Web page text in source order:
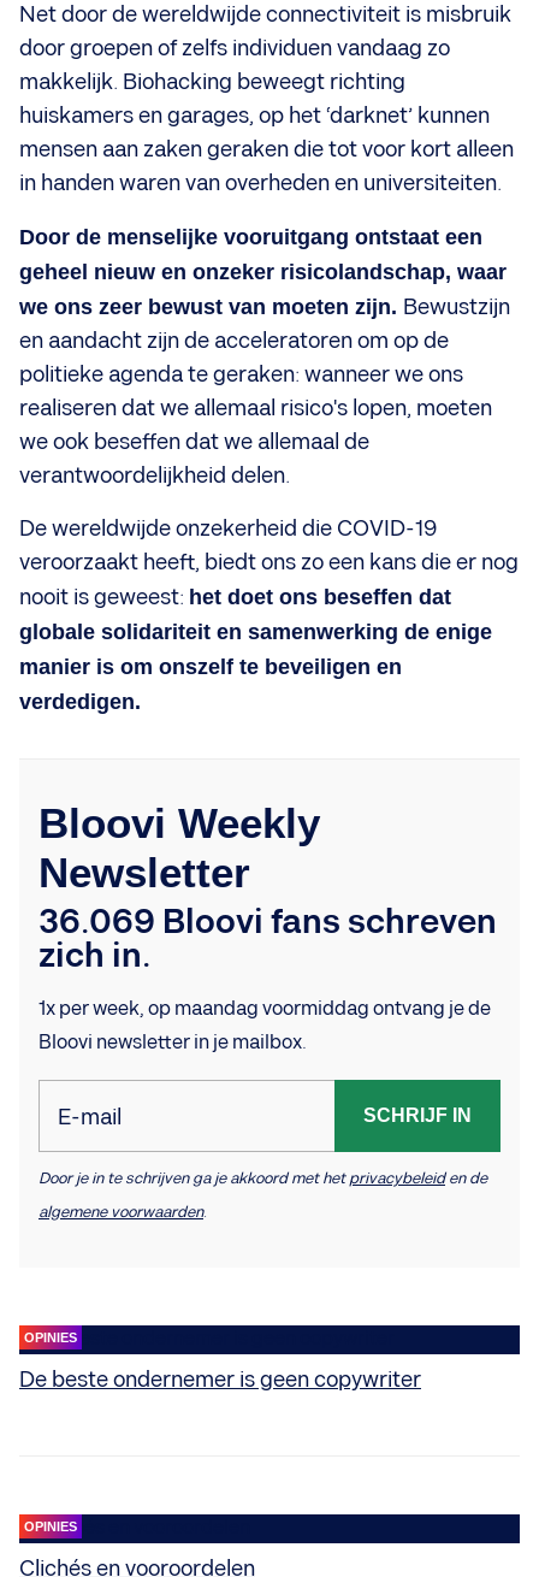
Net door de wereldwijde connectiviteit is misbruik
door groepen of zelfs individuen vandaag zo
makkelijk. Biohacking beweegt richting
huiskamers en garages, op het ‘darknet’ kunnen
mensen aan zaken geraken die tot voor kort alleen
in handen waren van overheden en universiteiten.
Door de menselijke vooruitgang ontstaat een
geheel nieuw en onzeker risicolandschap, waar
we ons zeer bewust van moeten zijn. Bewustzijn
en aandacht zijn de acceleratoren om op de
politieke agenda te geraken: wanneer we ons
realiseren dat we allemaal risico's lopen, moeten
we ook beseffen dat we allemaal de
verantwoordelijkheid delen.
De wereldwijde onzekerheid die COVID-19
veroorzaakt heeft, biedt ons zo een kans die er nog
nooit is geweest: het doet ons beseffen dat
globale solidariteit en samenwerking de enige
manier is om onszelf te beveiligen en
verdedigen.
Bloovi Weekly
Newsletter
36.069 Bloovi fans schreven
zich in.
1x per week, op maandag voormiddag ontvang je de
Bloovi newsletter in je mailbox.
E-mail SCHRIJF IN
Door je in te schrijven ga je akkoord met hetprivacybeleiden de
algemene voorwaarden.
OPINIES
De beste ondernemer is geen copywriter
OPINIES
Clichés en ​vooroordelen